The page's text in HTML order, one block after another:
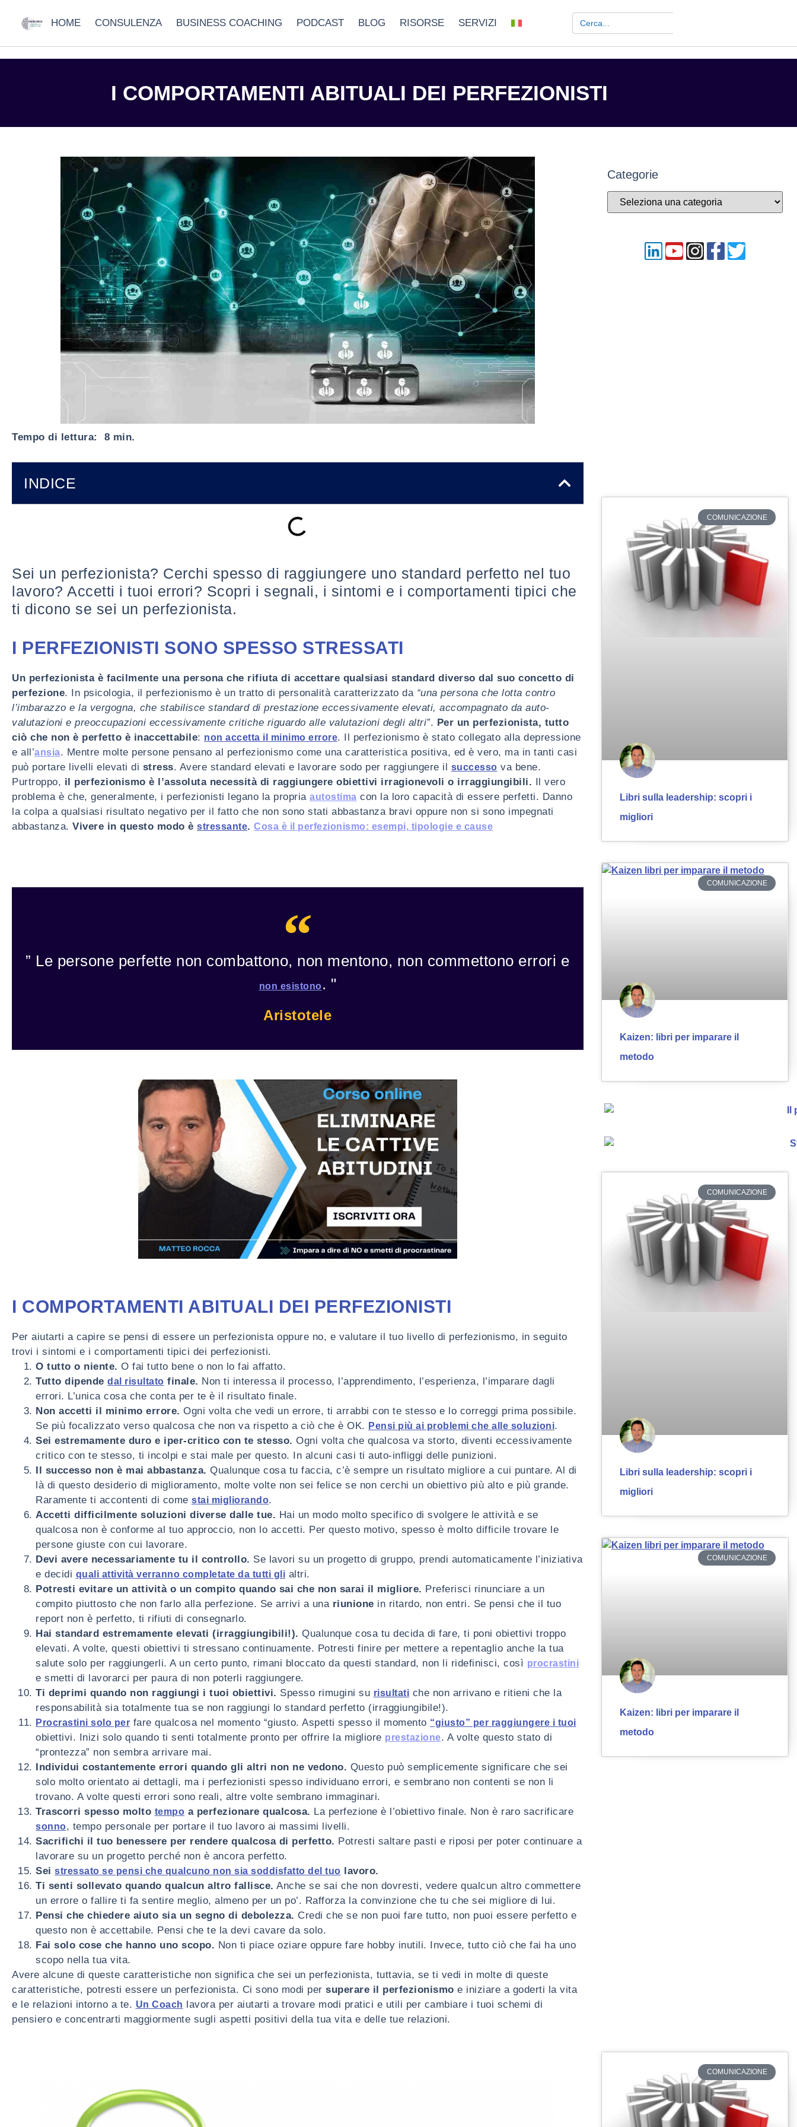
HOME CONSULENZA BUSINESS COACHING PODCAST BLOG RISORSE SERVIZI
Search
for:
Search Button
I COMPORTAMENTI ABITUALI DEI PERFEZIONISTI
Tempo di lettura: 8 min.
INDICE
Sei un perfezionista? Cerchi spesso di raggiungere uno standard perfetto nel tuo
lavoro? Accetti i tuoi errori? Scopri i segnali, i sintomi e i comportamenti tipici che
ti dicono se sei un perfezionista.
I PERFEZIONISTI SONO SPESSO STRESSATI
Un perfezionista è facilmente una persona che rifiuta di accettare qualsiasi standard diverso dal suo concetto di
perfezione. In psicologia, il perfezionismo è un tratto di personalità caratterizzato da “una persona che lotta contro
l’imbarazzo e la vergogna, che stabilisce standard di prestazione eccessivamente elevati, accompagnato da auto-
valutazioni e preoccupazioni eccessivamente critiche riguardo alle valutazioni degli altri”. Per un perfezionista, tutto
ciò che non è perfetto è inaccettabile: non accetta il minimo errore. Il perfezionismo è stato collegato alla depressione
e all’ansia. Mentre molte persone pensano al perfezionismo come una caratteristica positiva, ed è vero, ma in tanti casi
può portare livelli elevati di stress. Avere standard elevati e lavorare sodo per raggiungere il successo va bene.
Purtroppo, il perfezionismo è l’assoluta necessità di raggiungere obiettivi irragionevoli o irraggiungibili. Il vero
problema è che, generalmente, i perfezionisti legano la propria autostima con la loro capacità di essere perfetti. Danno
la colpa a qualsiasi risultato negativo per il fatto che non sono stati abbastanza bravi oppure non si sono impegnati
abbastanza. Vivere in questo modo è stressante. Cosa è il perfezionismo: esempi, tipologie e cause
” Le persone perfette non combattono, non mentono, non commettono errori e
non esistono. "
Aristotele
I COMPORTAMENTI ABITUALI DEI PERFEZIONISTI
Per aiutarti a capire se pensi di essere un perfezionista oppure no, e valutare il tuo livello di perfezionismo, in seguito
trovi i sintomi e i comportamenti tipici dei perfezionisti.
O tutto o niente. O fai tutto bene o non lo fai affatto.
Tutto dipende dal risultato finale. Non ti interessa il processo, l’apprendimento, l’esperienza, l’imparare dagli
errori. L’unica cosa che conta per te è il risultato finale.
Non accetti il minimo errore. Ogni volta che vedi un errore, ti arrabbi con te stesso e lo correggi prima possibile.
Se più focalizzato verso qualcosa che non va rispetto a ciò che è OK. Pensi più ai problemi che alle soluzioni.
Sei estremamente duro e iper-critico con te stesso. Ogni volta che qualcosa va storto, diventi eccessivamente
critico con te stesso, ti incolpi e stai male per questo. In alcuni casi ti auto-infliggi delle punizioni.
Il successo non è mai abbastanza. Qualunque cosa tu faccia, c’è sempre un risultato migliore a cui puntare. Al di
là di questo desiderio di miglioramento, molte volte non sei felice se non cerchi un obiettivo più alto e più grande.
Raramente ti accontenti di come stai migliorando.
Accetti difficilmente soluzioni diverse dalle tue. Hai un modo molto specifico di svolgere le attività e se
qualcosa non è conforme al tuo approccio, non lo accetti. Per questo motivo, spesso è molto difficile trovare le
persone giuste con cui lavorare.
Devi avere necessariamente tu il controllo. Se lavori su un progetto di gruppo, prendi automaticamente l’iniziativa
e decidi quali attività verranno completate da tutti gli altri.
Potresti evitare un attività o un compito quando sai che non sarai il migliore. Preferisci rinunciare a un
compito piuttosto che non farlo alla perfezione. Se arrivi a una riunione in ritardo, non entri. Se pensi che il tuo
report non è perfetto, ti rifiuti di consegnarlo.
Hai standard estremamente elevati (irraggiungibili!). Qualunque cosa tu decida di fare, ti poni obiettivi troppo
elevati. A volte, questi obiettivi ti stressano continuamente. Potresti finire per mettere a repentaglio anche la tua
salute solo per raggiungerli. A un certo punto, rimani bloccato da questi standard, non li ridefinisci, così procrastini
e smetti di lavorarci per paura di non poterli raggiungere.
Ti deprimi quando non raggiungi i tuoi obiettivi. Spesso rimugini su risultati che non arrivano e ritieni che la
responsabilità sia totalmente tua se non raggiungi lo standard perfetto (irraggiungibile!).
Procrastini solo per fare qualcosa nel momento “giusto. Aspetti spesso il momento “giusto” per raggiungere i tuoi
obiettivi. Inizi solo quando ti senti totalmente pronto per offrire la migliore prestazione. A volte questo stato di
“prontezza” non sembra arrivare mai.
Individui costantemente errori quando gli altri non ne vedono. Questo può semplicemente significare che sei
solo molto orientato ai dettagli, ma i perfezionisti spesso individuano errori, e sembrano non contenti se non li
trovano. A volte questi errori sono reali, altre volte sembrano immaginari.
Trascorri spesso molto tempo a perfezionare qualcosa. La perfezione è l’obiettivo finale. Non è raro sacrificare
sonno, tempo personale per portare il tuo lavoro ai massimi livelli.
Sacrifichi il tuo benessere per rendere qualcosa di perfetto. Potresti saltare pasti e riposi per poter continuare a
lavorare su un progetto perché non è ancora perfetto.
Sei stressato se pensi che qualcuno non sia soddisfatto del tuo lavoro.
Ti senti sollevato quando qualcun altro fallisce. Anche se sai che non dovresti, vedere qualcun altro commettere
un errore o fallire ti fa sentire meglio, almeno per un po’. Rafforza la convinzione che tu che sei migliore di lui.
Pensi che chiedere aiuto sia un segno di debolezza. Credi che se non puoi fare tutto, non puoi essere perfetto e
questo non è accettabile. Pensi che te la devi cavare da solo.
Fai solo cose che hanno uno scopo. Non ti piace oziare oppure fare hobby inutili. Invece, tutto ciò che fai ha uno
scopo nella tua vita.
Avere alcune di queste caratteristiche non significa che sei un perfezionista, tuttavia, se ti vedi in molte di queste
caratteristiche, potresti essere un perfezionista. Ci sono modi per superare il perfezionismo e iniziare a goderti la vita
e le relazioni intorno a te. Un Coach
lavora per aiutarti a trovare modi pratici e utili per cambiare i tuoi schemi di
pensiero e concentrarti maggiormente sugli aspetti positivi della tua vita e delle tue relazioni.
Categorie
COMUNICAZIONE
Libri sulla leadership: scopri i
migliori
COMUNICAZIONE
Kaizen: libri per imparare il
metodo
COMUNICAZIONE
Libri sulla leadership: scopri i
migliori
COMUNICAZIONE
Kaizen: libri per imparare il
metodo
COMUNICAZIONE